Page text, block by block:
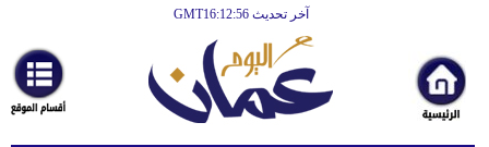
آخر تحديث GMT16:12:56
أخبارعاجلة
رياضة